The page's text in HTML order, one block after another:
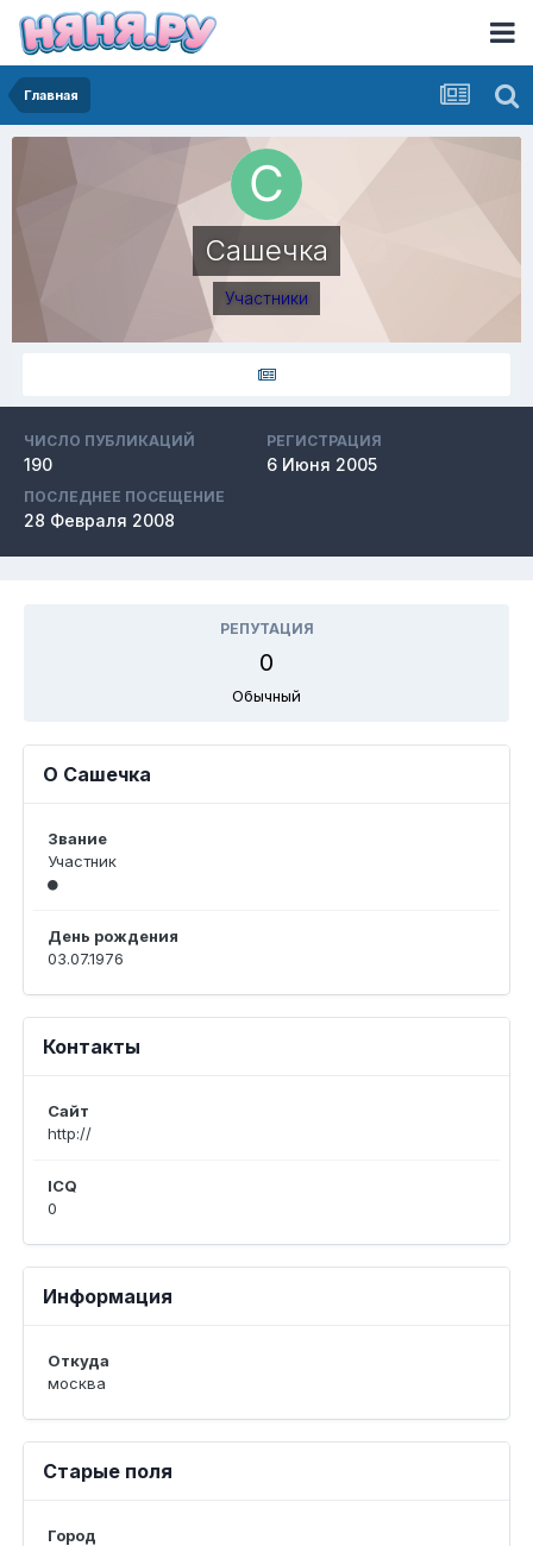
Главная
Сашечка
Участники
ЧИСЛО ПУБЛИКАЦИЙ
190
РЕГИСТРАЦИЯ
6 Июня 2005
ПОСЛЕДНЕЕ ПОСЕЩЕНИЕ
28 Февраля 2008
РЕПУТАЦИЯ
0
Обычный
О Сашечка
Звание
Участник
День рождения
03.07.1976
Контакты
Сайт
http://
ICQ
0
Информация
Откуда
москва
Старые поля
Город